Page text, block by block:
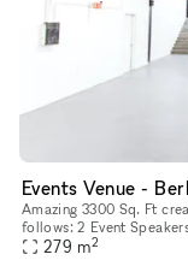
Events Venue -
Amazing 3300 Sq. Ft
follows: 2 Event
50 Chairs, Use of Bar
279 m2